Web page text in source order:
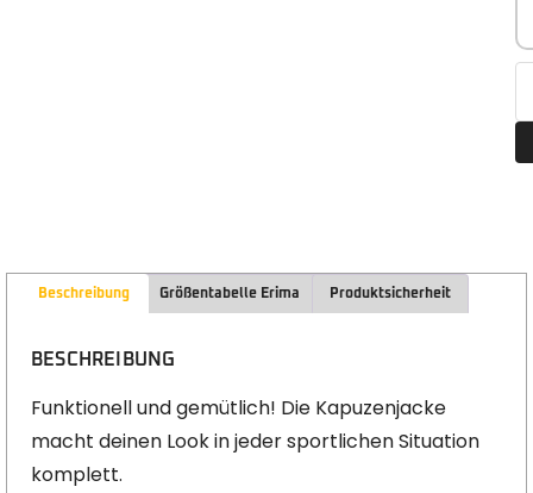
Beschreibung Größentabelle Erima Produktsicherheit
BESCHREIBUNG
Funktionell und gemütlich! Die Kapuzenjacke
macht deinen Look in jeder sportlichen Situation
komplett.